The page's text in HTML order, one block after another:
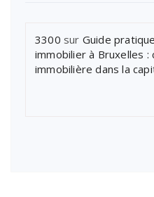
3300 sur Guide
immobilier à Bruxelles
immobilière dans la